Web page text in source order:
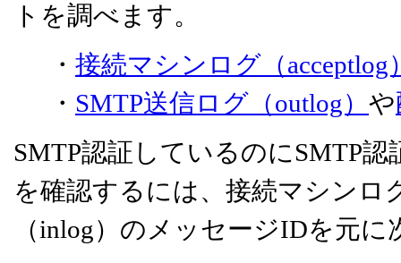
トを調べます。
・ 接続マシンログ（acceptlog
・ SMTP送信ログ（outlog） や
SMTP認証しているのにSMTP
を確認するには、接続マシンロ
（inlog）のメッセージIDを元